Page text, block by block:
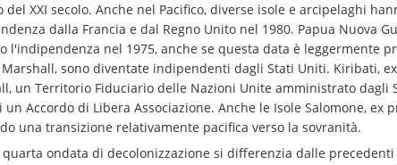
del XXI secolo. Anche nel Pacifico, diverse isole e arcipelaghi
dalla Francia e dal Regno Unito nel 1980. Papua Nuova
l'indipendenza nel 1975, anche se questa data è leggermente
Marshall, sono diventate indipendenti dagli Stati Uniti. Kiribati,
un Territorio Fiduciario delle Nazioni Unite amministrato
un Accordo di Libera Associazione. Anche le Isole Salomone,
una transizione relativamente pacifica verso la sovranità.
quarta ondata di decolonizzazione si differenzia dalle